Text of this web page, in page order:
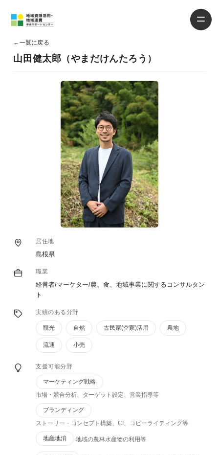
← 一覧に戻る
山田健太郎（やまだけんたろう）
居住地
島根県
職業
経営者/マーケター/農、食、地域事業に関するコンサルタン
ト
実績のある分野
観光 自然 古民家(空家)活用 農地
流通 小売
支援可能分野
マーケティング戦略
市場・競合分析、ターゲット設定、営業指導等
ブランディング
ストーリー・コンセプト構築、CI、コピーライティング等
地産地消 地域の農林水産物の利用等